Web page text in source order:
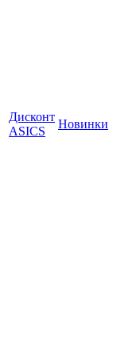
Дисконт
ASICS
Новинки